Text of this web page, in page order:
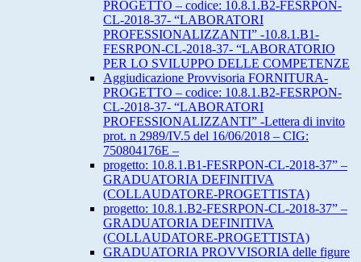
PROGETTO – codice: 10.8.1.B2-FESRPON-
CL-2018-37- “LABORATORI
PROFESSIONALIZZANTI” -10.8.1.B1-
FESRPON-CL-2018-37- “LABORATORIO
PER LO SVILUPPO DELLE COMPETENZE
Aggiudicazione Provvisoria FORNITURA-
PROGETTO – codice: 10.8.1.B2-FESRPON-
CL-2018-37- “LABORATORI
PROFESSIONALIZZANTI” -Lettera di invito
prot. n 2989/IV.5 del 16/06/2018 – CIG:
750804176E –
progetto: 10.8.1.B1-FESRPON-CL-2018-37” –
GRADUATORIA DEFINITIVA
(COLLAUDATORE-PROGETTISTA)
progetto: 10.8.1.B2-FESRPON-CL-2018-37” –
GRADUATORIA DEFINITIVA
(COLLAUDATORE-PROGETTISTA)
GRADUATORIA PROVVISORIA delle figure